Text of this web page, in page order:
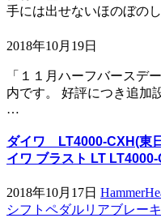
手には出せないほのぼの
2018年10月19日
「１１月ハーフバースデ
内です。 好評につき追加
…
ダイワ LT4000-CXH(東
イワ ブラスト LT
2018年10月17日
シフトペダルリアブレー